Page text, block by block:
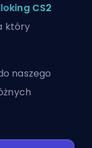
CS2
który
naszego